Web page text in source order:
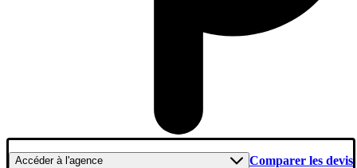
Accéderà l'agence Comparer les devis